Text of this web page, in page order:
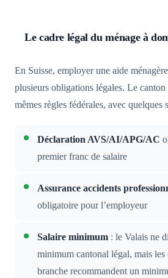
Le cadre légal du ménage à
En Suisse, employer une aide
plusieurs obligations légales. Le canton
mêmes règles fédérales, avec quelques
Déclaration AVS/AI/APG/AC
premier franc de salaire
Assurance accidents
obligatoire pour l’employeur
Salaire minimum : le Valais ne
minimum cantonal légal, mais les
branche recommandent un